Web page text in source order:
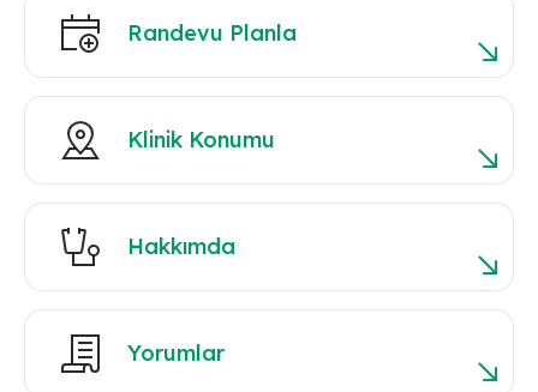
Randevu Planla
Klinik Konumu
Hakkımda
Yorumlar